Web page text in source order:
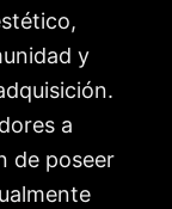
y
a
de poseer